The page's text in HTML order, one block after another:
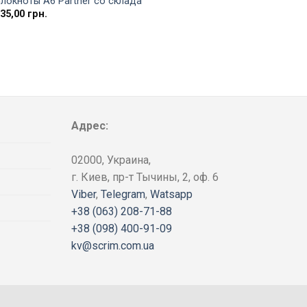
грн.
Адрес:
02000, Украина,
г. Киев, пр-т Тычины, 2, оф. 6
Viber, Telegram, Watsapp
+38 (063) 208-71-88
+38 (098) 400-91-09
kv@scrim.com.ua